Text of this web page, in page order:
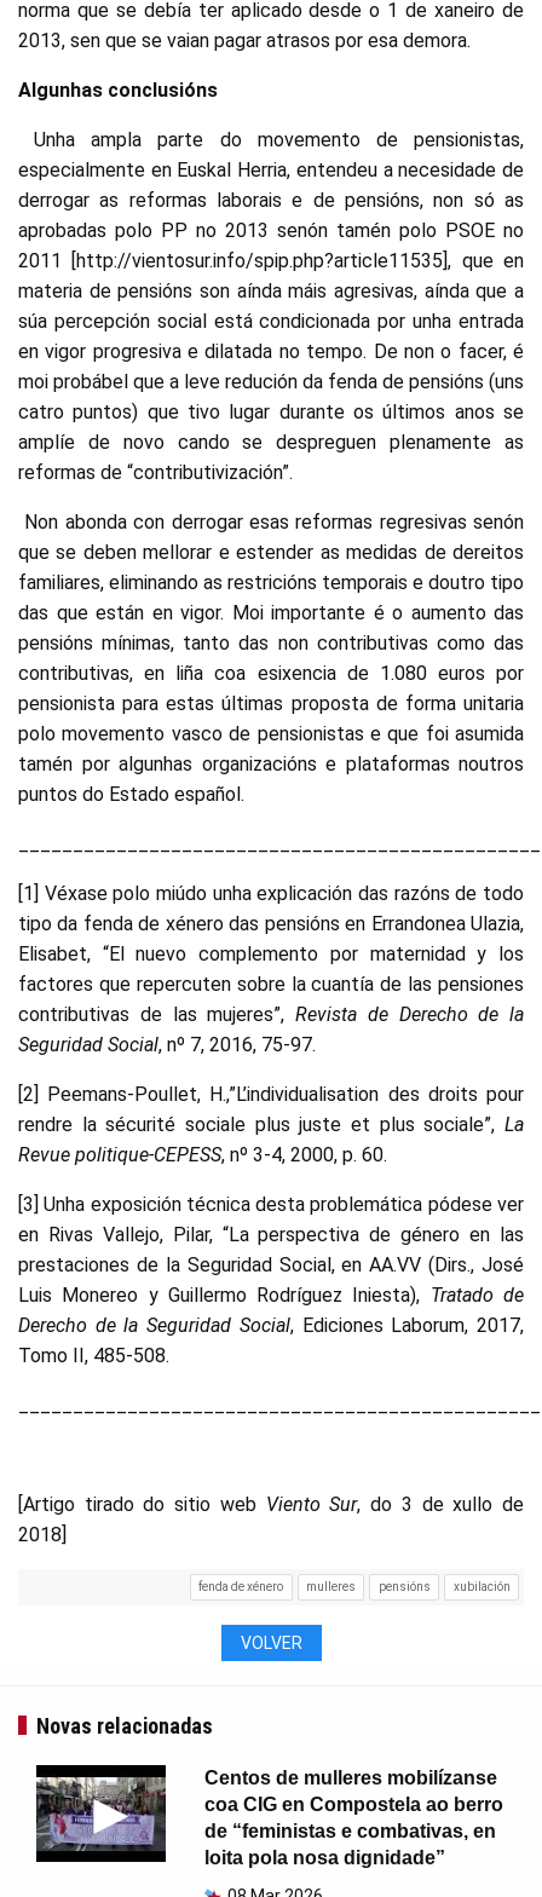
norma que se debía ter aplicado desde o 1 de xaneiro de
2013, sen que se vaian pagar atrasos por esa demora.
Algunhas conclusións
Unha ampla parte do movemento de pensionistas,
especialmente en Euskal Herria, entendeu a necesidade de
derrogar as reformas laborais e de pensións, non só as
aprobadas polo PP no 2013 senón tamén polo PSOE no
2011 [http://vientosur.info/spip.php?article11535], que en
materia de pensións son aínda máis agresivas, aínda que a
súa percepción social está condicionada por unha entrada
en vigor progresiva e dilatada no tempo. De non o facer, é
moi probábel que a leve redución da fenda de pensións (uns
catro puntos) que tivo lugar durante os últimos anos se
amplíe de novo cando se despreguen plenamente as
reformas de “contributivización”.
Non abonda con derrogar esas reformas regresivas senón
que se deben mellorar e estender as medidas de dereitos
familiares, eliminando as restricións temporais e doutro tipo
das que están en vigor. Moi importante é o aumento das
pensións mínimas, tanto das non contributivas como das
contributivas, en liña coa esixencia de 1.080 euros por
pensionista para estas últimas proposta de forma unitaria
polo movemento vasco de pensionistas e que foi asumida
tamén por algunhas organizacións e plataformas noutros
puntos do Estado español.
[1] Véxase polo miúdo unha explicación das razóns de todo
tipo da fenda de xénero das pensións en Errandonea Ulazia,
Elisabet, “El nuevo complemento por maternidad y los
factores que repercuten sobre la cuantía de las pensiones
contributivas de las mujeres”, Revista de Derecho de la
Seguridad Social, nº 7, 2016, 75-97.
[2] Peemans-Poullet, H.,”L’individualisation des droits pour
rendre la sécurité sociale plus juste et plus sociale”, La
Revue politique-CEPESS, nº 3-4, 2000, p. 60.
[3] Unha exposición técnica desta problemática pódese ver
en Rivas Vallejo, Pilar, “La perspectiva de género en las
prestaciones de la Seguridad Social, en AA.VV (Dirs., José
Luis Monereo y Guillermo Rodríguez Iniesta), Tratado de
Derecho de la Seguridad Social, Ediciones Laborum, 2017,
Tomo II, 485-508.
[Artigo tirado do sitio web Viento Sur, do 3 de xullo de
2018]
fenda de xénero mulleres pensións xubilación
VOLVER
Novas relacionadas
Centos de mulleres mobilízanse
coa CIG en Compostela ao berro
de “feministas e combativas, en
loita pola nosa dignidade”